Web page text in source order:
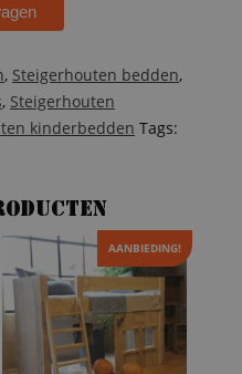
, Steigerhouten bedden,
, Steigerhouten
kinderbedden Tags:
AANBIEDING!